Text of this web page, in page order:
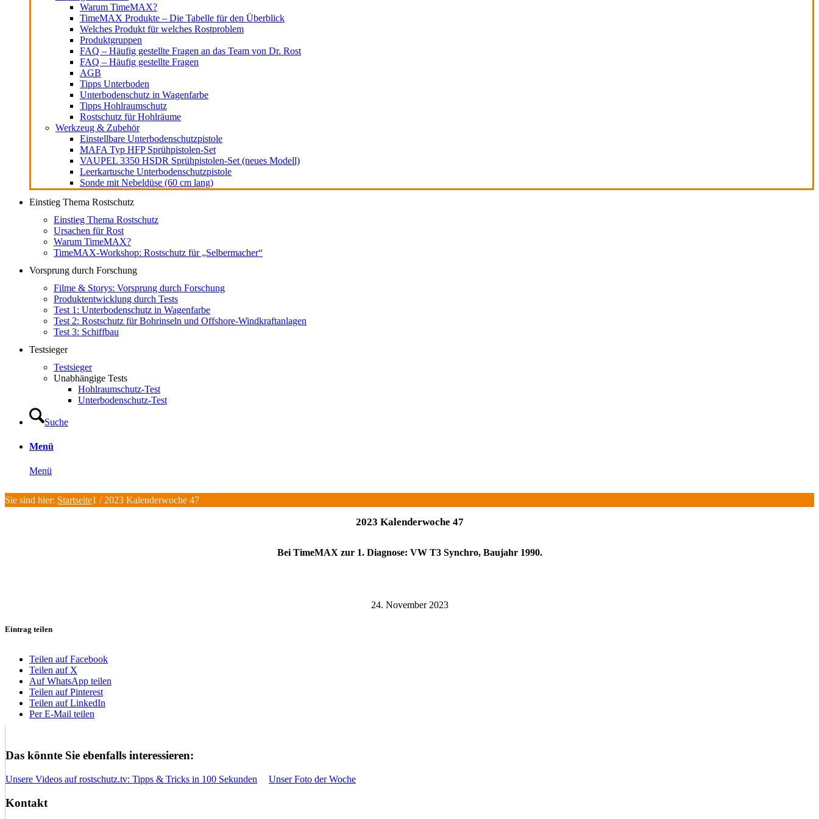
Warum TimeMAX?
TimeMAX Produkte – Die Tabelle für den Überblick
Welches Produkt für welches Rostproblem
Produktgruppen
FAQ – Häufig gestellte Fragen an das Team von Dr. Rost
FAQ – Häufig gestellte Fragen
AGB
Tipps Unterboden
Unterbodenschutz in Wagenfarbe
Tipps Hohlraumschutz
Rostschutz für Hohlräume
Werkzeug & Zubehör
Einstellbare Unterbodenschutzpistole
MAFA Typ HFP Sprühpistolen-Set
VAUPEL 3350 HSDR Sprühpistolen-Set (neues Modell)
Leerkartusche Unterbodenschutzpistole
Sonde mit Nebeldüse (60 cm lang)
Einstieg Thema Rostschutz
Einstieg Thema Rostschutz
Ursachen für Rost
Warum TimeMAX?
TimeMAX-Workshop: Rostschutz für „Selbermacher“
Vorsprung durch Forschung
Filme & Storys: Vorsprung durch Forschung
Produktentwicklung durch Tests
Test 1: Unterbodenschutz in Wagenfarbe
Test 2: Rostschutz für Bohrinseln und Offshore-Windkraftanlagen
Test 3: Schiffbau
Testsieger
Testsieger
Unabhängige Tests
Hohlraumschutz-Test
Unterbodenschutz-Test
Suche
Menü
Menü
Sie sind hier: Startseite1 / 2023 Kalenderwoche 47
2023 Kalenderwoche 47
Bei TimeMAX zur 1. Diagnose: VW T3 Synchro,Baujahr 1990.
24. November 2023
Eintrag teilen
Teilen auf Facebook
Teilen auf X
Auf WhatsApp teilen
Teilen auf Pinterest
Teilen auf LinkedIn
Per E-Mail teilen
Das könnte Sie ebenfalls interessieren:
Unsere Videos auf rostschutz.tv: Tipps & Tricks in 100 Sekunden Unser Foto der Woche
Kontakt